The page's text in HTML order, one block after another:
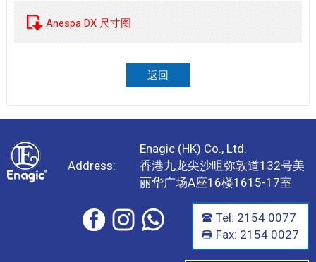
Anespa DX 尺寸图
返回
Address:
Enagic (HK) Co., Ltd.
香港九龙尖沙咀弥敦道132号美
丽华广场A座16楼1615-17室
Tel: 2154 0077
Fax: 2154 0027